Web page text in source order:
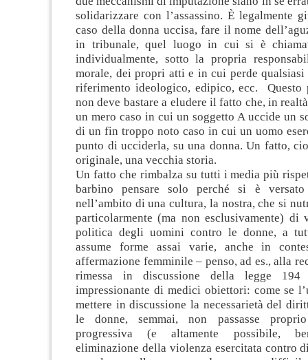
solidarizzare con l’assassino. È legalmente
caso della donna uccisa, fare il nome
in tribunale, quel luogo in cui si è
individualmente, sotto la propria
morale, dei propri atti e in cui perde qualsiasi
riferimento ideologico, edipico, ecc. Questo
non deve bastare a eludere il fatto che, in
un mero caso in cui un soggetto A uccide un
di un fin troppo noto caso in cui un uomo
punto di ucciderla, su una donna. Un fatto,
originale, una vecchia storia.
Un fatto che rimbalza su tutti i media più
barbino pensare solo perché si è
nell’ambito di una cultura, la nostra, che si
particolarmente (ma non esclusivamente) di
politica degli uomini contro le donne, a
assume forme assai varie, anche in
affermazione femminile – penso, ad es., alla
rimessa in discussione della legge 194
impressionante di medici obiettori: come se
mettere in discussione la necessarietà del
le donne, semmai, non passasse
progressiva (e altamente possibile,
eliminazione della violenza esercitata contro